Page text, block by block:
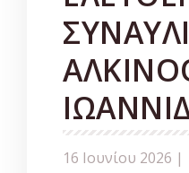
16 Ιουνίου 2026 |